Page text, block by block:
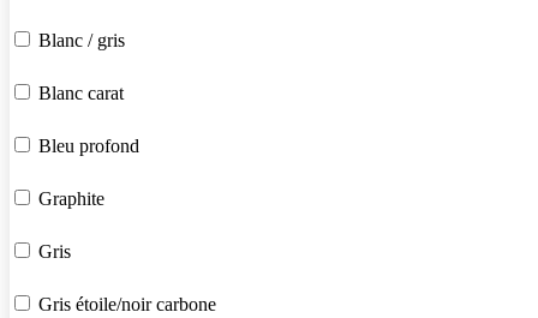
Blanc / gris
Blanc carat
Bleu profond
Graphite
Gris
Gris étoile/noir carbone